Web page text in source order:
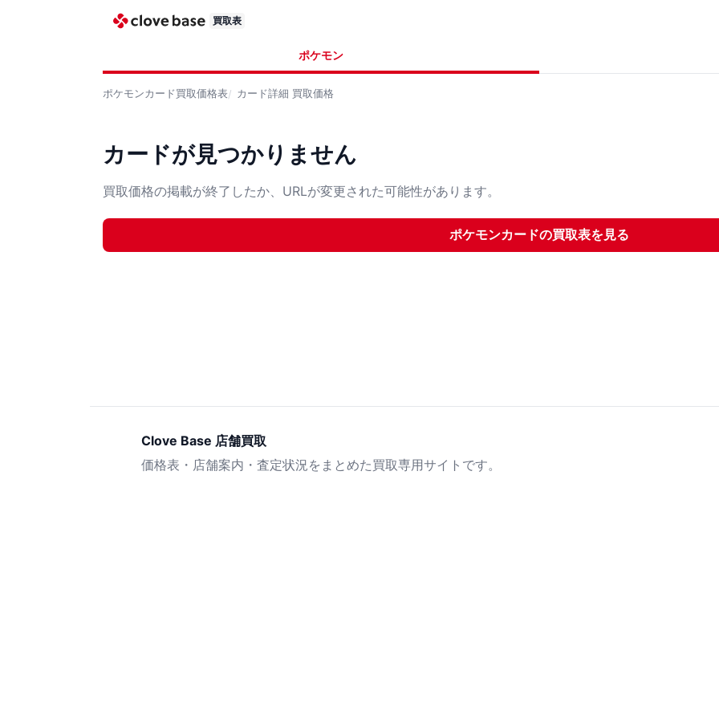
買取表
ポケモン
ポケモンカード買取価格表 カード詳細 買取価格
カードが見つかりません
買取価格の掲載が終了したか、URLが変更された可能性があります。
ポケモンカードの買取表を見る
Clove Base 店舗買取
価格表・店舗案内・査定状況をまとめた買取専用サイトです。